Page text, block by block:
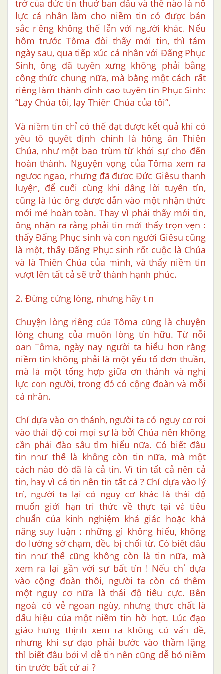
trở của đức tin thuở ban đầu và thế nào là nỗ
lực cá nhân làm cho niềm tin có được bản
sắc riêng không thể lẫn với người khác. Nếu
hôm trước Tôma đòi thấy mới tin, thì tám
ngày sau, qua tiếp xúc cá nhân với Đấng Phục
Sinh, ông đã tuyên xưng không phải bằng
công thức chung nữa, mà bằng một cách rất
riêng làm thành đỉnh cao tuyên tín Phục Sinh:
“Lạy Chúa tôi, lạy Thiên Chúa của tôi”.
Và niềm tin chỉ có thể đạt được kết quả khi có
yếu tố quyết định chính là hồng ân Thiên
Chúa, như một bao trùm từ khởi sự cho đến
hoàn thành. Nguyện vọng của Tôma xem ra
ngược ngạo, nhưng đã được Đức Giêsu thanh
luyện, để cuối cùng khi dâng lời tuyên tín,
cũng là lúc ông được dẫn vào một nhận thức
mới mẻ hoàn toàn. Thay vì phải thấy mới tin,
ông nhận ra rằng phải tin mới thấy trọn vẹn :
thấy Đấng Phục sinh và con người Giêsu cũng
là một, thấy Đấng Phục sinh rốt cuộc là Chúa
và là Thiên Chúa của mình, và thấy niềm tin
vượt lên tất cả sẽ trở thành hạnh phúc.
2. Đừng cứng lòng, nhưng hãy tin
Chuyện lòng riêng của Tôma cũng là chuyện
lòng chung của muôn lòng tín hữu. Từ nỗi
oan Tôma, ngày nay người ta hiểu hơn rằng
niềm tin không phải là một yếu tố đơn thuần,
mà là một tổng hợp giữa ơn thánh và nghị
lực con người, trong đó có cộng đoàn và mỗi
cá nhân.
Chỉ dựa vào ơn thánh, người ta có nguy cơ rơi
vào thái độ coi mọi sự là bởi Chúa nên không
cần phải đào sâu tìm hiểu nữa. Có biết đâu
tin như thế là không còn tin nữa, mà một
cách nào đó đã là cả tin. Vì tin tất cả nên cả
tin, hay vì cả tin nên tin tất cả ? Chỉ dựa vào lý
trí, người ta lại có nguy cơ khác là thái độ
muốn giới hạn tri thức về thực tại và tiêu
chuẩn của kinh nghiệm khả giác hoặc khả
năng suy luận : những gì không hiểu, không
đo lường sờ chạm, đều bị chối từ. Có biết đâu
tin như thế cũng không còn là tin nữa, mà
xem ra lại gần với sự bất tín ! Nếu chỉ dựa
vào cộng đoàn thôi, người ta còn có thêm
một nguy cơ nữa là thái độ tiêu cực. Bên
ngoài có vẻ ngoan ngùy, nhưng thực chất là
dấu hiệu của một niềm tin hời hợt. Lúc đạo
giáo hưng thịnh xem ra không có vấn đề,
nhưng khi sự đạo phải bước vào thầm lặng
thì biết đâu bởi vì dễ tin nên cũng dễ bỏ niềm
tin trước bất cứ ai ?